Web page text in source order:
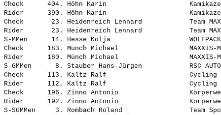
Check      404. Höhn Karin
Rider      390. Höhn Karin
Check       23. Heidenreich Lennard            Team
Rider       23. Heidenreich Lennard            Team
S-MMen      14. Hesse Kolja
Check      183. Münch Michael
Rider      180. Münch Michael
S-GMMen      8. Stauber Hans-Jürgen            RSC
Check      113. Kaltz Ralf                     Cycling
Rider      112. Kaltz Ralf                     Cycling
Check      196. Zinno Antonio
Rider      192. Zinno Antonio
S-SGMMen     3. Rombach Roland                 Team